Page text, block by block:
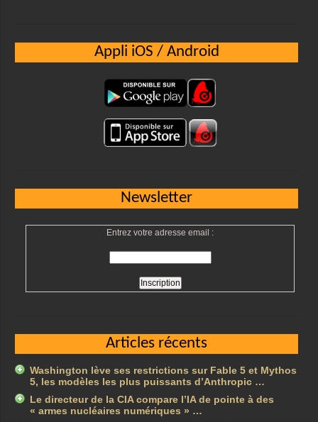
Appli iOS / Android
Newsletter
Entrez votre adresse email :
Articles récents
Washington lève ses restrictions sur Fable 5 et Mythos
5, les modèles les plus puissants d’Anthropic …
Le directeur de la CIA compare l’IA de pointe à des
« armes nucléaires numériques » …